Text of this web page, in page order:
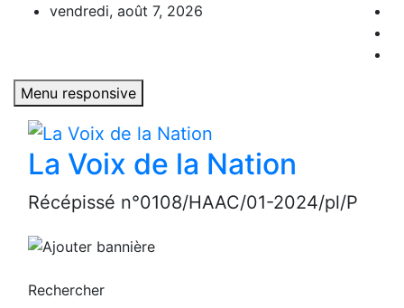
vendredi, août 7, 2026
Menu responsive
La Voix de la Nation
Récépissé n°0108/HAAC/01-2024/pl/P
Rechercher